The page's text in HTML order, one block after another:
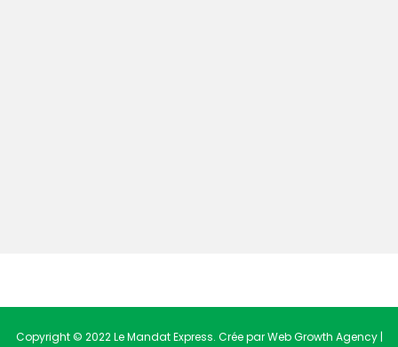
Copyright © 2022 Le Mandat Express. Crée par Web Growth Agency |